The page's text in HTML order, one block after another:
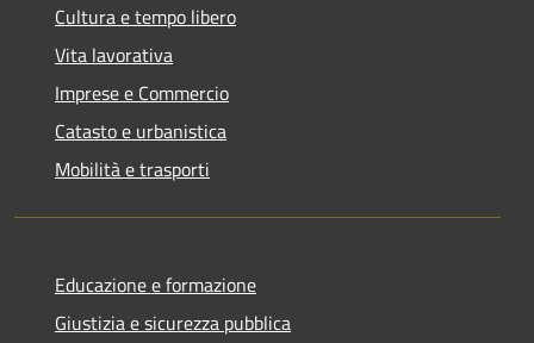
Cultura e tempo libero
Vita lavorativa
Imprese e Commercio
Catasto e urbanistica
Mobilità e trasporti
Educazione e formazione
Giustizia e sicurezza pubblica